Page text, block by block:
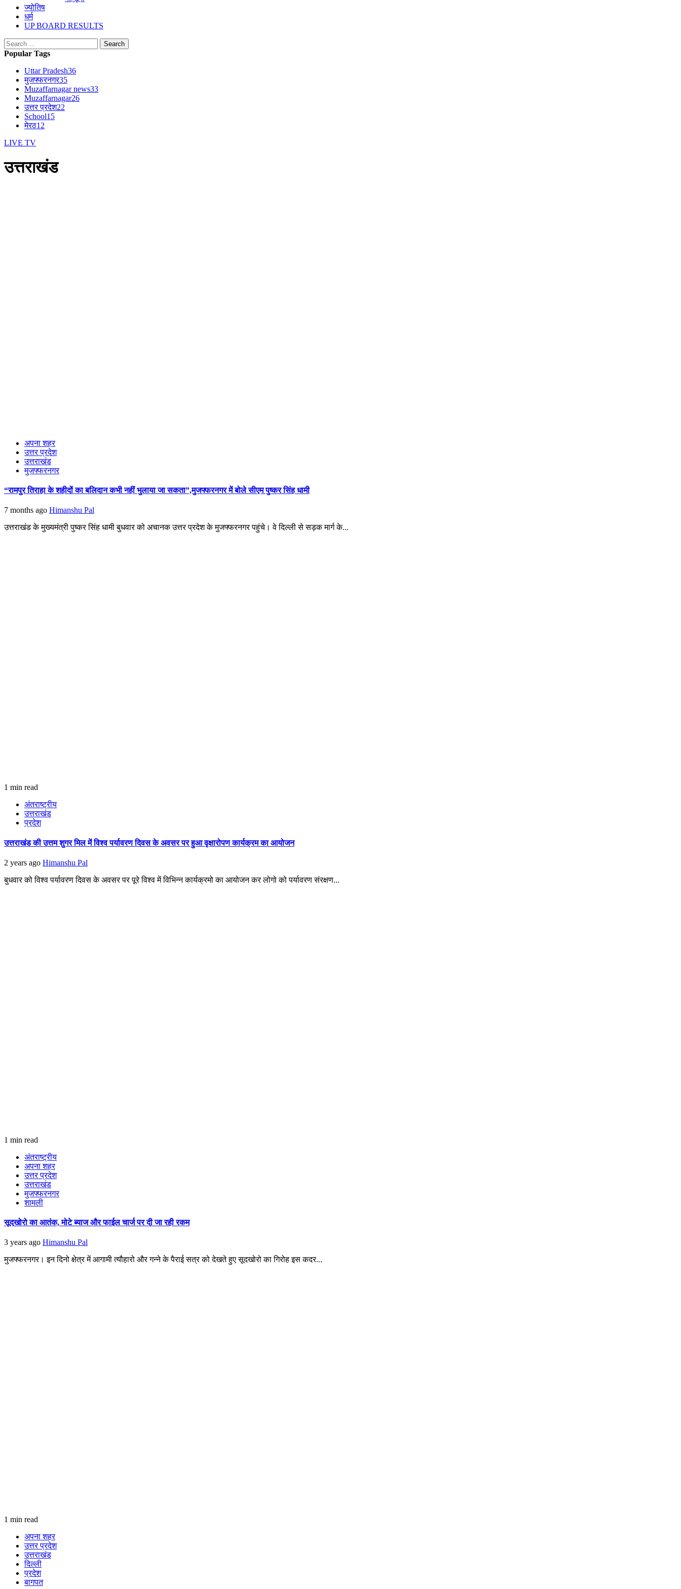
ज्योतिष
धर्म
UP BOARD RESULTS
Search
for:
Popular Tags
Uttar Pradesh36
मुजफ्फरनगर35
Muzaffarnagar news33
Muzaffarnagar26
उत्तर प्रदेश22
School15
मेरठ12
LIVE TV
उत्तराखंड
अपना शहर
उत्तर प्रदेश
उत्तराखंड
मुजफ्फरनगर
“रामपुर तिराहा के शहीदों का बलिदान कभी नहीं भुलाया जा सकता”,मुजफ्फरनगर में बोले सीएम पुष्कर सिंह धामी
7 months ago Himanshu Pal
उत्तराखंड के मुख्यमंत्री पुष्कर सिंह धामी बुधवार को अचानक उत्तर प्रदेश के मुजफ्फरनगर पहुंचे। वे दिल्ली से सड़क मार्ग के...
1 min read
अंतराष्ट्रीय
उत्तराखंड
प्रदेश
उत्तराखंड की उत्तम शुगर मिल में विश्व पर्यावरण दिवस के अवसर पर हुआ वृक्षारोपण कार्यक्रम का आयोजन
2 years ago Himanshu Pal
बुधवार को विश्व पर्यावरण दिवस के अवसर पर पूरे विश्व में विभिन्न कार्यक्रमो का आयोजन कर लोगो को पर्यावरण संरक्षण...
1 min read
अंतराष्ट्रीय
अपना शहर
उत्तर प्रदेश
उत्तराखंड
मुजफ्फरनगर
शामली
सूदखोरो का आतंक, मोटे ब्याज और फाईल चार्ज पर दी जा रही रकम
3 years ago Himanshu Pal
मुजफ्फरनगर। इन दिनो क्षेत्र में आगामी त्यौहारो और गन्ने के पैराई सत्र को देखते हुए सूदखोरो का गिरोह इस कदर...
1 min read
अपना शहर
उत्तर प्रदेश
उत्तराखंड
दिल्ली
प्रदेश
बागपत